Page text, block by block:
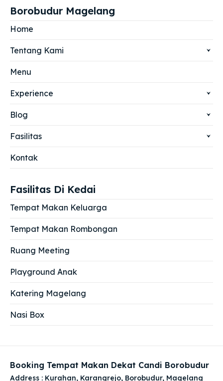
Borobudur Magelang
Home
Tentang Kami
Menu
Experience
Blog
Fasilitas
Kontak
Fasilitas Di Kedai
Tempat Makan Keluarga
Tempat Makan Rombongan
Ruang Meeting
Playground Anak
Katering Magelang
Nasi Box
Booking Tempat Makan Dekat Candi Borobudur
Address : Kurahan, Karangrejo, Borobudur, Magelang